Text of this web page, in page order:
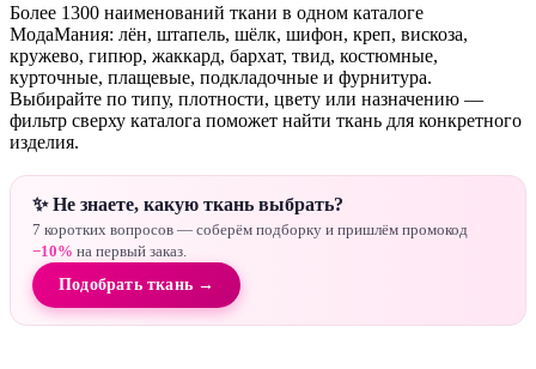
Более 1300 наименований ткани в одном каталоге
МодаМания: лён, штапель, шёлк, шифон, креп, вискоза,
кружево, гипюр, жаккард, бархат, твид, костюмные,
курточные, плащевые, подкладочные и фурнитура.
Выбирайте по типу, плотности, цвету или назначению —
фильтр сверху каталога поможет найти ткань для конкретного
изделия.
✨ Не знаете, какую ткань выбрать?
7 коротких вопросов — соберём подборку и пришлём промокод
−10% на первый заказ.
Подобрать ткань →